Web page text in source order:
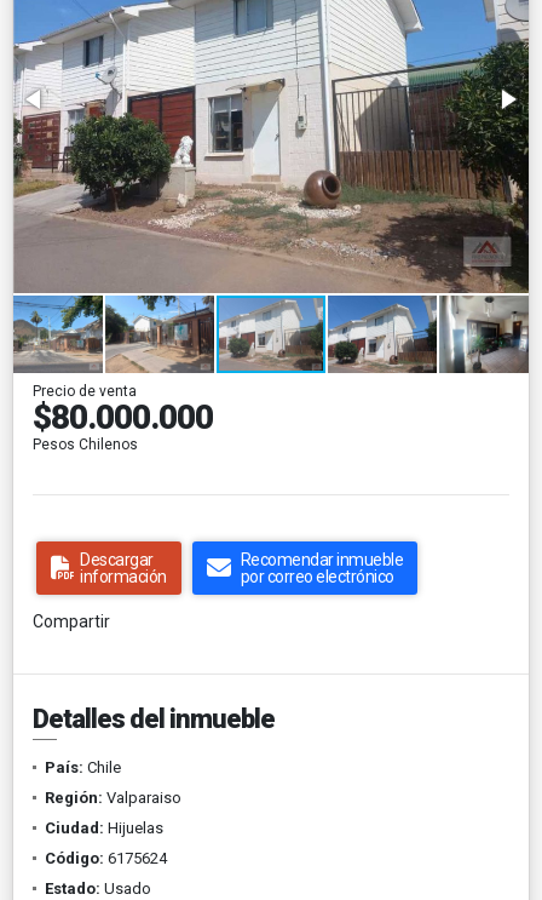
Precio de venta
$80.000.000
Pesos Chilenos
Descargar
información
Recomendar inmueble
por correo electrónico
Compartir
Detalles del inmueble
País: Chile
Región: Valparaiso
Ciudad: Hijuelas
Código: 6175624
Estado: Usado